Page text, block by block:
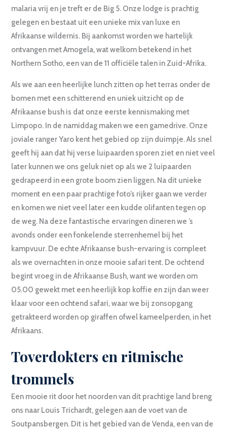
malaria vrij en je treft er de Big 5. Onze lodge is prachtig
gelegen en bestaat uit een unieke mix van luxe en
Afrikaanse wildernis. Bij aankomst worden we hartelijk
ontvangen met Amogela, wat welkom betekend in het
Northern Sotho, een van de 11 officiële talen in Zuid-Afrika.
Als we aan een heerlijke lunch zitten op het terras onder de
bomen met een schitterend en uniek uitzicht op de
Afrikaanse bush is dat onze eerste kennismaking met
Limpopo. In de namiddag maken we een gamedrive. Onze
joviale ranger Yaro kent het gebied op zijn duimpje. Als snel
geeft hij aan dat hij verse luipaarden sporen ziet en niet veel
later kunnen we ons geluk niet op als we 2 luipaarden
gedrapeerd in een grote boom zien liggen. Na dit unieke
moment en een paar prachtige foto’s rijker gaan we verder
en komen we niet veel later een kudde olifanten tegen op
de weg. Na deze fantastische ervaringen dineren we ’s
avonds onder een fonkelende sterrenhemel bij het
kampvuur. De echte Afrikaanse bush-ervaring is compleet
als we overnachten in onze mooie safari tent. De ochtend
begint vroeg in de Afrikaanse Bush, want we worden om
05.00 gewekt met een heerlijk kop koffie en zijn dan weer
klaar voor een ochtend safari, waar we bij zonsopgang
getrakteerd worden op giraffen ofwel kameelperden, in het
Afrikaans.
Toverdokters en ritmische
trommels
Een mooie rit door het noorden van dit prachtige land breng
ons naar Louis Trichardt, gelegen aan de voet van de
Soutpansbergen. Dit is het gebied van de Venda, een van de